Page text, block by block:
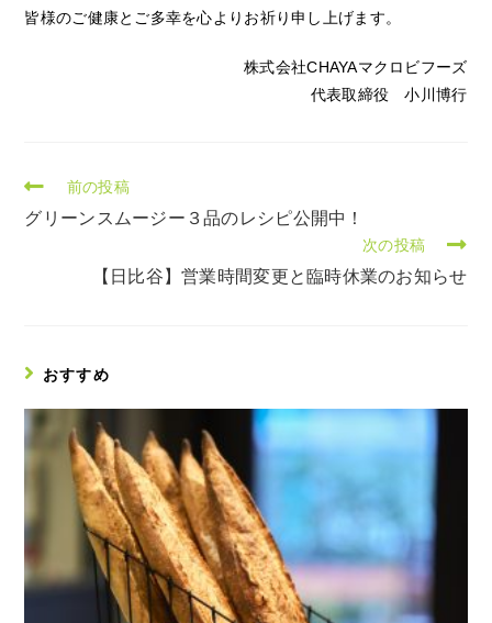
皆様のご健康とご多幸を心よりお祈り申し上げます。
株式会社CHAYAマクロビフーズ
代表取締役 小川博行
前の投稿
グリーンスムージー３品のレシピ公開中！
次の投稿
【日比谷】営業時間変更と臨時休業のお知らせ
おすすめ